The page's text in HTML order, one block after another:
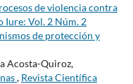
de violencia contra
Iure: Vol. 2 Núm. 2
de protección y
Acosta-Quiroz,
, Revista Científica